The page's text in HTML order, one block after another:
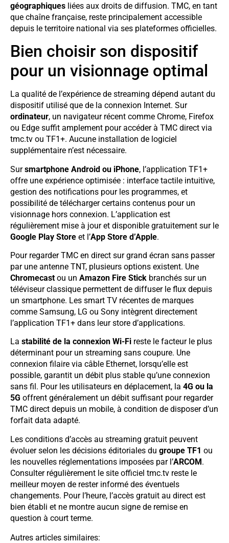
géographiques liées aux droits de diffusion. TMC, en tant
que chaîne française, reste principalement accessible
depuis le territoire national via ses plateformes officielles.
Bien choisir son dispositif
pour un visionnage optimal
La qualité de l’expérience de streaming dépend autant du
dispositif utilisé que de la connexion Internet. Sur
ordinateur, un navigateur récent comme Chrome, Firefox
ou Edge suffit amplement pour accéder à TMC direct via
tmc.tv ou TF1+. Aucune installation de logiciel
supplémentaire n’est nécessaire.
Sursmartphone Android ou iPhone, l’application TF1+
offre une expérience optimisée : interface tactile intuitive,
gestion des notifications pour les programmes, et
possibilité de télécharger certains contenus pour un
visionnage hors connexion. L’application est
régulièrement mise à jour et disponible gratuitement sur le
Google Play Store et l’App Store d’Apple.
Pour regarder TMC en direct sur grand écran sans passer
par une antenne TNT, plusieurs options existent. Une
Chromecast ou un Amazon Fire Stick branchés sur un
téléviseur classique permettent de diffuser le flux depuis
un smartphone. Les smart TV récentes de marques
comme Samsung, LG ou Sony intègrent directement
l’application TF1+ dans leur store d’applications.
La stabilité de la connexion Wi-Fi reste le facteur le plus
déterminant pour un streaming sans coupure. Une
connexion filaire via câble Ethernet, lorsqu’elle est
possible, garantit un débit plus stable qu’une connexion
sans fil. Pour les utilisateurs en déplacement, la 4G ou la
5G offrent généralement un débit suffisant pour regarder
TMC direct depuis un mobile, à condition de disposer d’un
forfait data adapté.
Les conditions d’accès au streaming gratuit peuvent
évoluer selon les décisions éditoriales du groupe TF1 ou
les nouvelles réglementations imposées par l’ARCOM.
Consulter régulièrement le site officiel tmc.tv reste le
meilleur moyen de rester informé des éventuels
changements. Pour l’heure, l’accès gratuit au direct est
bien établi et ne montre aucun signe de remise en
question à court terme.
Autres articles similaires: